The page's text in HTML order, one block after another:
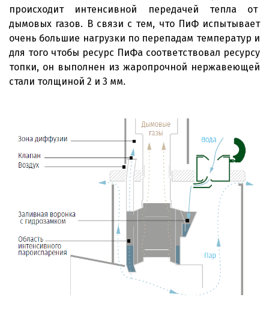
происходит интенсивной передачей тепла от
дымовых газов. В связи с тем, что ПиФ испытывает
очень большие нагрузки по перепадам температур и
для того чтобы ресурс ПиФа соответствовал ресурсу
топки, он выполнен из жаропрочной нержавеющей
стали толщиной 2 и 3 мм.